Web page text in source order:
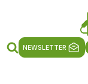
NEWSLETTER